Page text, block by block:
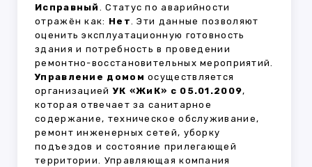
Исправный . Статус по аварийности
отражён как: Нет. Эти данные позволяют
оценить эксплуатационную готовность
здания и потребность в проведении
ремонтно-восстановительных мероприятий.
Управление домом осуществляется
организациейУК «ЖиК» с 05.01.2009,
которая отвечает за санитарное
содержание, техническое обслуживание,
ремонт инженерных сетей, уборку
подъездов и состояние прилегающей
территории. Управляющая компания